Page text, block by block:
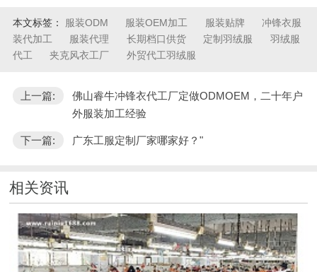
本文标签： 服装ODM 服装OEM加工 服装贴牌
冲锋衣服
装代加工
服装代理 长期档口供货 定制羽绒服
羽绒服
代工
夹克风衣工厂 外贸代工羽绒服
上一篇:
佛山睿牛冲锋衣代工厂定做ODMOEM，二十年户
外服装加工经验
下一篇: 广东工服定制厂家哪家好？"
相关资讯